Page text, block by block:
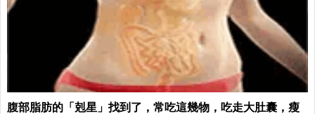
腹部脂肪的「剋星」找到了，常吃這幾物，吃走大肚囊，瘦